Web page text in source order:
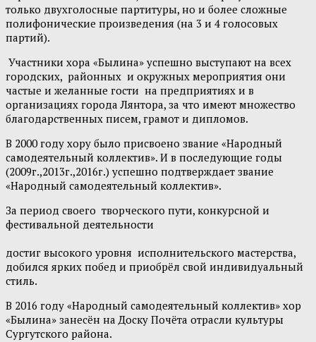
только двухголосные партитуры, но и более сложные
полифонические произведения (на 3 и 4 голосовых
партий).
Участники хора «Былина» успешно выступают на всех
городских, районных и окружных мероприятия они
частые и желанные гости на предприятиях и в
организациях города Лянтора, за что имеют множество
благодарственных писем, грамот и дипломов.
В 2000 году хору было присвоено звание «Народный
самодеятельный коллектив». И в последующие годы
(2009г.,2013г.,2016г.) успешно подтверждает звание
«Народный самодеятельный коллектив».
За период своего творческого пути, конкурсной и
фестивальной деятельности
достиг высокого уровня исполнительского мастерства,
добился ярких побед и приобрёл свой индивидуальный
стиль.
В 2016 году «Народный самодеятельный коллектив» хор
«Былина» занесён на Доску Почёта отрасли культуры
Сургутского района.